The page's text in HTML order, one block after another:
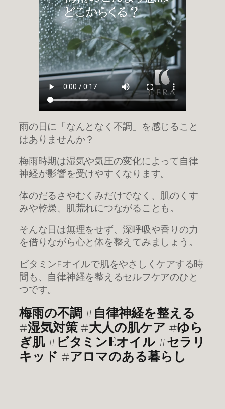
雨の日に「なんとなく不調」を感じること
はありませんか？
梅雨時期は湿気や気圧の変化によって自律
神経が影響を受けやすくなります。
体のだるさやむくみだけでなく、肌のくす
みや乾燥、肌荒れにつながることも。
そんな日は無理をせず、深呼吸や香りの力
を借りながら心と体を整えてみましょう。
ビタミンEオイルで肌をやさしくケアする時
間も、自律神経を整えるセルフケアのひと
つです。
梅雨の不調 #自律神経を整える
#湿気対策 #大人の肌ケア #ゆら
ぎ肌 #ビタミンEオイル #セラリ
キッド #アロマのある暮らし